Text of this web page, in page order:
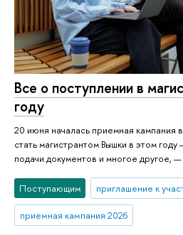
Все о поступлении в
году
20 июня началась приемная кампания
стать магистрантом Вышки в этом
подачи документов и многое другое,
Поступающим приглашение к
приемная кампания 2026